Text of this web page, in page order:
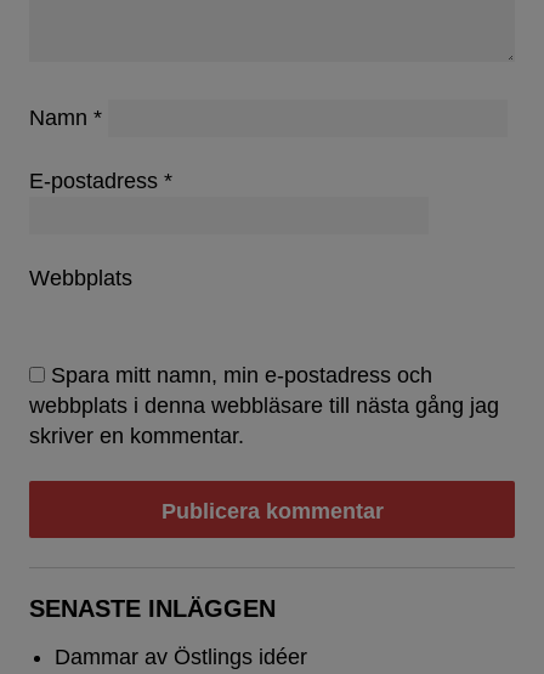
Namn *
E-postadress *
Webbplats
Spara mitt namn, min e-postadress och
webbplats i denna webbläsare till nästa gång jag
skriver en kommentar.
SENASTE INLÄGGEN
Dammar av Östlings idéer